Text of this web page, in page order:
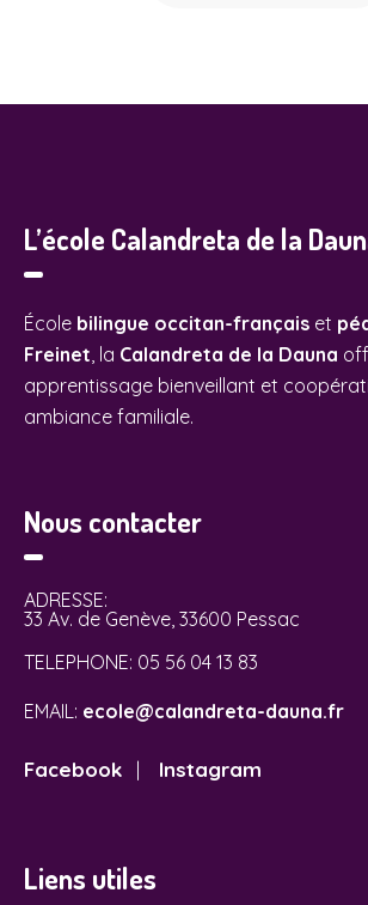
L’école Calandreta de la
École bilingue occitan-français et
Freinet, la Calandreta de la Dauna
apprentissage bienveillant et
ambiance familiale.
Nous contacter
ADRESSE:
33 Av. de Genève, 33600 Pessac
TELEPHONE: 05 56 04 13 83
EMAIL: ecole@calandreta-dauna.fr
Facebook Instagram
Liens utiles